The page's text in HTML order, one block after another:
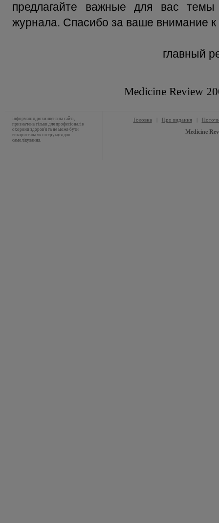
предлагайте важные для вас
журнала. Спасибо за ваше внимание
главный
Medicine Review
Інформація, розміщена на сайті,
призначена тільки для професіоналів
охорони здоров'я та не може бути
використана як інструкція для
самолікування.
Головна | Про видання |
Medicine